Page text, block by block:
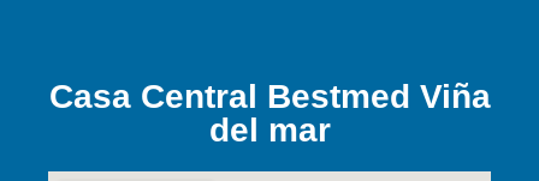
Casa Central Bestmed Viña
del mar